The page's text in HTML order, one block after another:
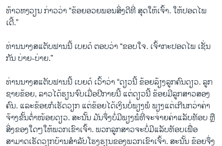
ທ້າວຫງວຽນ ກ່າວວ່າ “ຂ້ອຍອວຍພອນສິ່ງດີທີ່ ສຸດໃຫ້ເຈົ້າ. ໃຫ້ປອດໄພ
ເດີ້.”
ທ່ານນາງສແຕັບຟານນີ້ ເບຍດ໌ ຕອບວ່າ “ຂອບໃຈ. ເຈົ້າກະປອດໄພ ເຊັ່ນ
ກັນ ບ່າຍ-ບ່າຍ.”
ທ່ານນາງສແຕັບຟານນີ້ ເບຍດ໌ ເວົ້າວ່າ “ດຽວນີ້ ຂ້ອຍລ້ຽງລູກຄົນດຽວ. ລູກ
ຊາຍຂ້ອຍ, ລາວໄດ້ຮຽນຈົບເມື່ອປີກາຍນີ້ ແຕ່ດຽວນີ້ ຂ້ອຍມີລູກສາວສອງ
ຄົນ. ແລະຂ້ອຍກໍເຮັດວຽກ ແຕ່ຂ້ອຍໄດ້ເງິນບໍ່ພຽງພໍ ພຽງແຕ່ເກີນກວ່າຄ່າ
ຈ້າງຂັ້ນຕ່ຳໜ້ອຍດຽວ. ສະນັ້ນ ມັນຈຶ່ງບໍ່ມີພຽງພໍທີ່ຈະຈ່າຍຄ່າແລັບທັອບ ຫຼື
ສິ່ງຂອງໃດໆໃຫ້ພວກເຂົາເຈົ້າ. ພວກລູກສາວຈະບໍ່ມີແລັບທັອບເພື່ອ
ສາມາດເຮັດວຽກບ້ານສຳລັບໂຮງຮຽນຂອງພວກເຂົາເຈົ້າ. ສະນັ້ນ ຂ້ອຍຈຶ່ງ